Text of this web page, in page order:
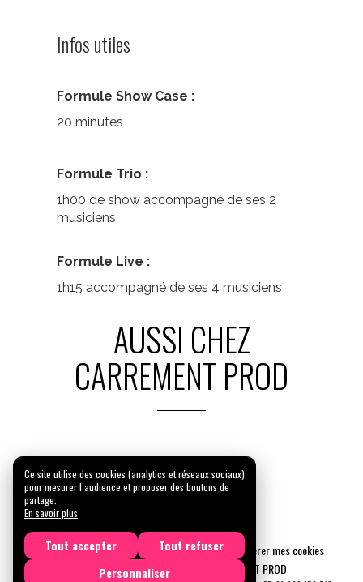
Infos utiles
Formule Show Case :
20 minutes
Formule Trio :
1h00 de show accompagné de ses 2
musiciens
Formule Live :
1h15 accompagné de ses 4 musiciens
AUSSI CHEZ
CARREMENT PROD
Mentions légales Confidentialité
Gérer mes cookies
Tous droits réservés © 2026 |
CARREMENT PROD
Ce site utilise des cookies (analytics et réseaux sociaux)
pour mesurer l’audience et proposer des boutons de
partage.
En savoir plus
Tout accepter
Tout refuser
Personnaliser